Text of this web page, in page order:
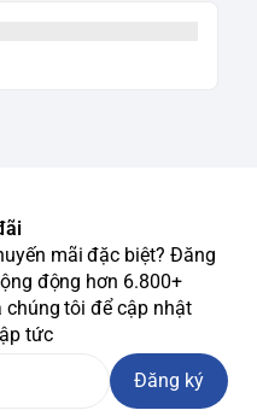
mãi đặc biệt? Đăng
động hơn 6.800+
chúng tôi để cập nhật
tức
Đăng ký